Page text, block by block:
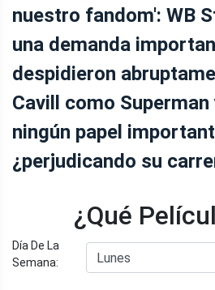
nuestro fandom': WB
una demanda
despidieron
Cavill como
ningún papel
¿perjudicando su
¿Qué
Día De La
Semana: